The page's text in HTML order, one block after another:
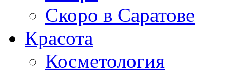
Скоро в Саратове
Красота
Косметология